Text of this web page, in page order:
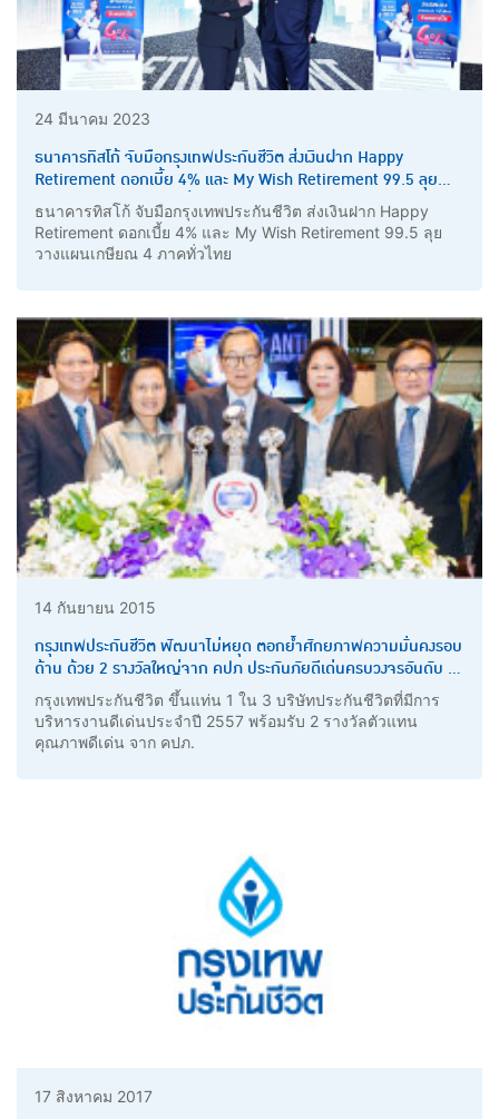
24 มีนาคม 2023
ธนาคารทิสโก้ จับมือกรุงเทพประกันชีวิต ส่งเงินฝาก Happy
Retirement ดอกเบี้ย 4% และ My Wish Retirement 99.5 ลุย
วางแผนเกษียณ 4 ภาคทั่วไทย
ธนาคารทิสโก้ จับมือกรุงเทพประกันชีวิต ส่งเงินฝาก Happy
Retirement ดอกเบี้ย 4% และ My Wish Retirement 99.5 ลุย
วางแผนเกษียณ 4 ภาคทั่วไทย
14 กันยายน 2015
กรุงเทพประกันชีวิต พัฒนาไม่หยุด ตอกย้ำศักยภาพความมั่นคงรอบ
ด้าน ด้วย 2 รางวัลใหญ่จาก คปภ ประกันภัยดีเด่นครบวงจรอันดับ 3
และรางวัลตัวแทนคุณภาพ
กรุงเทพประกันชีวิต ขึ้นแท่น 1 ใน 3 บริษัทประกันชีวิตที่มีการ
บริหารงานดีเด่นประจำปี 2557 พร้อมรับ 2 รางวัลตัวแทน
คุณภาพดีเด่น จาก คปภ.
17 สิงหาคม 2017